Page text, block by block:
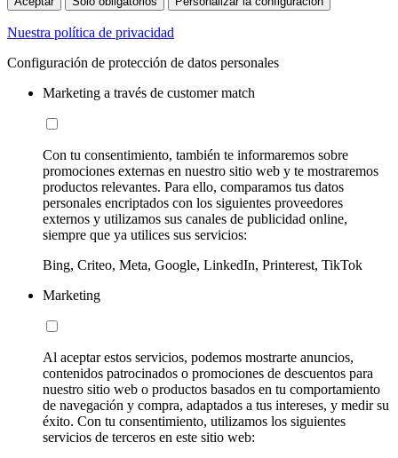
Nuestra política de privacidad
Configuración de protección de datos personales
Marketing a través de customer match
Con tu consentimiento, también te informaremos sobre
promociones externas en nuestro sitio web y te mostraremos
productos relevantes. Para ello, comparamos tus datos
personales encriptados con los siguientes proveedores
externos y utilizamos sus canales de publicidad online,
siempre que ya utilices sus servicios:
Bing, Criteo, Meta, Google, LinkedIn, Printerest, TikTok
Marketing
Al aceptar estos servicios, podemos mostrarte anuncios,
contenidos patrocinados o promociones de descuentos para
nuestro sitio web o productos basados en tu comportamiento
de navegación y compra, adaptados a tus intereses, y medir su
éxito. Con tu consentimiento, utilizamos los siguientes
servicios de terceros en este sitio web: